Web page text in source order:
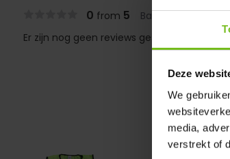
Deze
We
media,
verstrekt of
0 from 5 Based on 0
Er zijn nog geen reviews geschreven over